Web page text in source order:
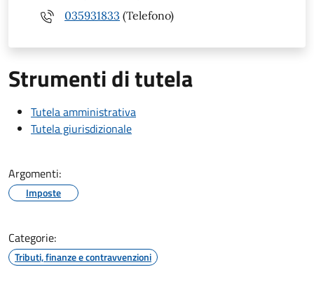
035931833 (Telefono)
Strumenti di tutela
Tutela amministrativa
Tutela giurisdizionale
Argomenti:
Imposte
Categorie:
Tributi, finanze e contravvenzioni